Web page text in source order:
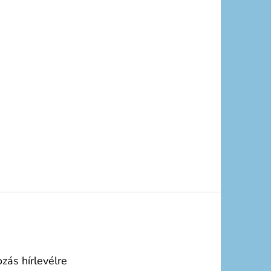
hírlevélre